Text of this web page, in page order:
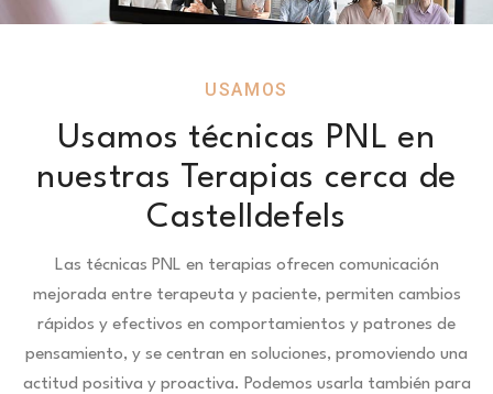
USAMOS
Usamos técnicas PNL en
nuestras Terapias cerca de
Castelldefels
Las técnicas PNL en terapias ofrecen comunicación
mejorada entre terapeuta y paciente, permiten cambios
rápidos y efectivos en comportamientos y patrones de
pensamiento, y se centran en soluciones, promoviendo una
actitud positiva y proactiva. Podemos usarla también para